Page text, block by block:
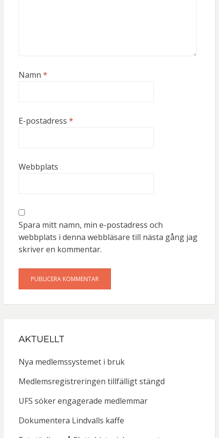
Namn *
E-postadress *
Webbplats
Spara mitt namn, min e-postadress och
webbplats i denna webbläsare till nästa gång jag
skriver en kommentar.
AKTUELLT
Nya medlemssystemet i bruk
Medlemsregistreringen tillfälligt stängd
UFS söker engagerade medlemmar
Dokumentera Lindvalls kaffe